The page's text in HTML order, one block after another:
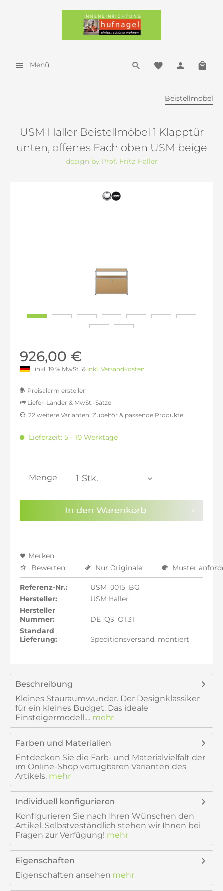
Menü
Beistellmöbel
USM Haller Beistellmöbel 1 Klapptür
unten, offenes Fach oben USM beige
design by Prof. Fritz Haller
926,00 €
inkl. 19 % MwSt. & inkl. Versandkosten
Preisalarm erstellen
Sie haben dieDatenschutzbestimmungenzur
Kenntnis genommen.
Liefer-Länder & MwSt.-Sätze
inkl. 16% MwSt.: 902,66 €
inkl. 20% MwSt.: 933,78 €
inkl. 21% MwSt.: 941,56 €
inkl. 22% MwSt.: 949,34 €
22 weitere Varianten, Zubehör & passende Produkte
Lieferzeit: 5 - 10 Werktage
Menge
In den Warenkorb
Merken
Bewerten
Nur Originale Muster
Referenz-Nr.:
USM_0015_BG
Hersteller:
USM Haller
Hersteller
Nummer:
DE_QS_O1.31
Standard
Lieferung:
Speditionsversand, montiert
Beschreibung
Kleines Stauraumwunder. Der Designklassiker
für ein kleines Budget. Das ideale
Einsteigermodell.... mehr
Farben und Materialien
Entdecken Sie die Farb- und Materialvielfalt der
im Online-Shop verfügbaren Varianten des
Artikels. mehr
Individuell konfigurieren
Konfigurieren Sie nach Ihren Wünschen den
Artikel. Selbstveständlich stehen wir Ihnen bei
Fragen zur Verfügung! mehr
Eigenschaften
Eigenschaften ansehen mehr